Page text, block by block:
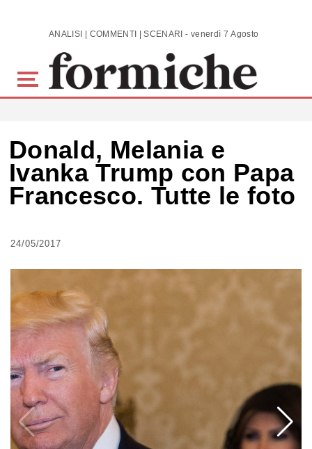
Skip to main content ANALISI | COMMENTI | SCENARI - venerdì 7 Agosto 2026
Donald, Melania e
Ivanka Trump con Papa
Francesco. Tutte le foto
24/05/2017